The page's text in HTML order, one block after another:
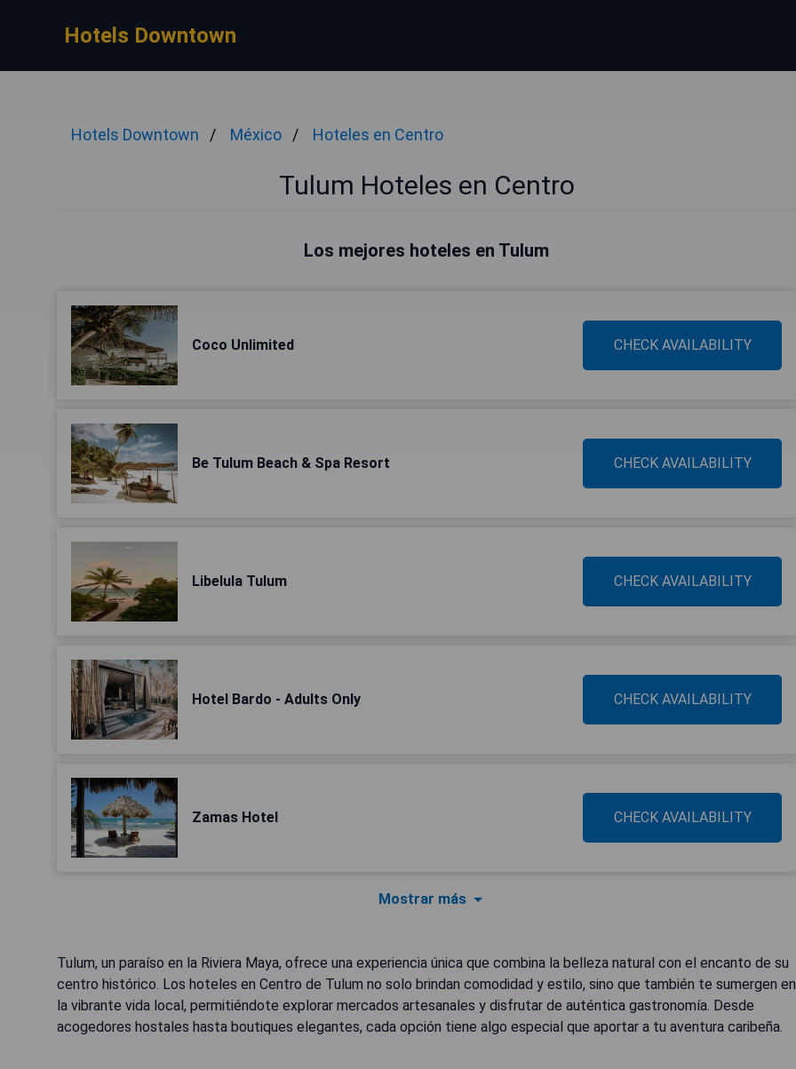
Hotels Downtown
Hotels Downtown México Hoteles en Centro
Tulum Hoteles en Centro
Los mejores hoteles en Tulum
Coco Unlimited CHECK AVAILABILITY
Be Tulum Beach & Spa Resort CHECK AVAILABILITY
Libelula Tulum CHECK AVAILABILITY
Hotel Bardo - Adults Only CHECK AVAILABILITY
Zamas Hotel CHECK AVAILABILITY
Mostrar más
Tulum, un paraíso en la Riviera Maya, ofrece una experiencia única que combina la belleza natural con el encanto de su
centro histórico. Los hoteles en Centro de Tulum no solo brindan comodidad y estilo, sino que también te sumergen en
la vibrante vida local, permitiéndote explorar mercados artesanales y disfrutar de auténtica gastronomía. Desde
acogedores hostales hasta boutiques elegantes, cada opción tiene algo especial que aportar a tu aventura caribeña.